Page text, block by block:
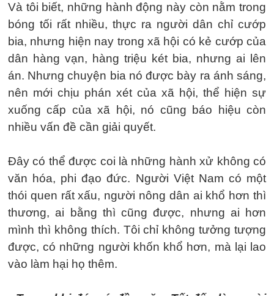
Và tôi biết, những hành động này còn nằm trong
bóng tối rất nhiều, thực ra người dân chỉ cướp
bia, nhưng hiện nay trong xã hội có kẻ cướp của
dân hàng vạn, hàng triệu két bia, nhưng ai lên
án. Nhưng chuyện bia nó được bày ra ánh sáng,
nên mới chịu phán xét của xã hội, thể hiện sự
xuống cấp của xã hội, nó cũng báo hiệu còn
nhiều vấn đề cần giải quyết.
Đây có thể được coi là những hành xử không có
văn hóa, phi đạo đức. Người Việt Nam có một
thói quen rất xấu, người nông dân ai khổ hơn thì
thương, ai bằng thì cũng được, nhưng ai hơn
mình thì không thích. Tôi chỉ không tưởng tượng
được, có những người khốn khổ hơn, mà lại lao
vào làm hại họ thêm.